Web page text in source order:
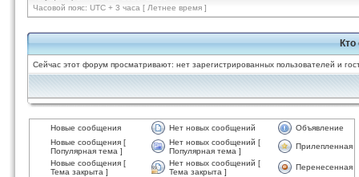
Часовой пояс: UTC + 3 часа [ Летнее время ]
Кто
Сейчас этот форум просматривают: нет зарегистрированных пользователей и
Новые сообщения Нет новых сообщений
Объявление
Новые сообщения [
Популярная тема ]
Нет новых сообщений [
Популярная тема ]
Прилепленная
Новые сообщения [
Тема закрыта ]
Нет новых сообщений [
Тема закрыта ]
Перенесенная